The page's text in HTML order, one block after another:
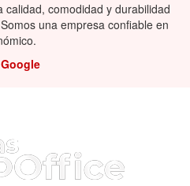
calidad, comodidad y durabilidad
una empresa confiable en